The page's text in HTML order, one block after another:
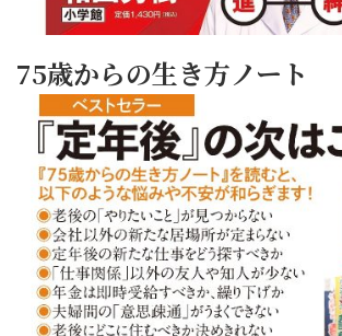
75歳からの生き方ノート